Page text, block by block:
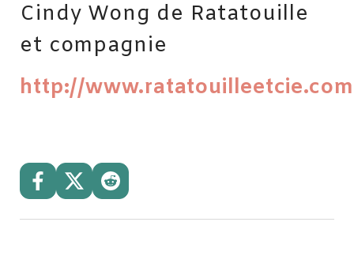
Cindy Wong de Ratatouille
et compagnie
http://www.ratatouilleetcie.com